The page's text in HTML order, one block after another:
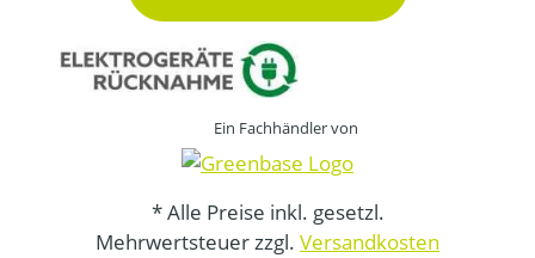
Ein Fachhändler von
* Alle Preise inkl. gesetzl.
Mehrwertsteuer zzgl. Versandkosten